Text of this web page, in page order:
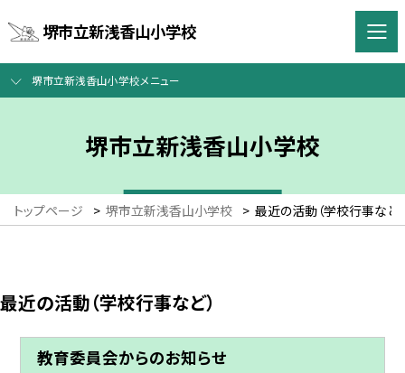
堺市立新浅香山小学校
堺市立新浅香山小学校メニュー
堺市立新浅香山小学校
トップページ > 堺市立新浅香山小学校 > 最近の活動（学校行事など）
最近の活動（学校行事など）
教育委員会からのお知らせ